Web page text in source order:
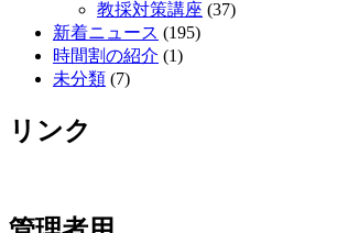
教採対策講座 (37)
新着ニュース (195)
時間割の紹介 (1)
未分類 (7)
リンク